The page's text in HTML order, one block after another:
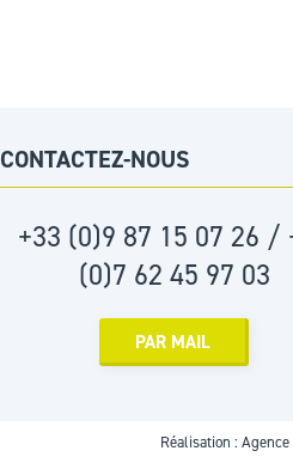
CONTACTEZ-NOUS
+33 (0)9 87 15 07 26 /
(0)7 62 45 97 03
PAR MAIL
Réalisation : Agence